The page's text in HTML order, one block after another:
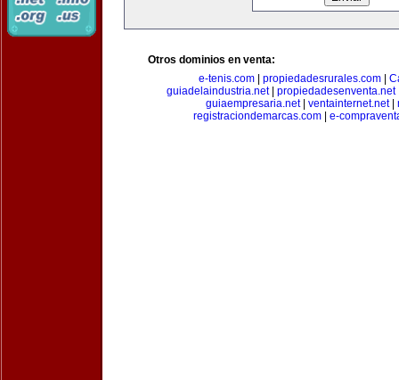
Otros dominios en venta:
e-tenis.com
propiedadesrurales.com
guiadelaindustria.net propiedadesenventa.net
guiaempresaria.net| ventainternet.net|
registraciondemarcas.com
e-